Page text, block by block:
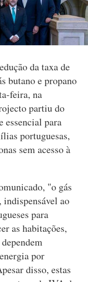
da taxa de
butano e propano
feira, na
partiu do
essencial para
portuguesas,
sem acesso à
"o gás
indispensável ao
para
as habitações,
por
disso, estas